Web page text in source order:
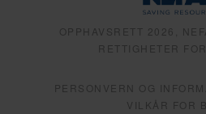
OPPHAVSRETT 2026,
RETTIGHETER
PERSONVERN OG
VILKÅR FOR